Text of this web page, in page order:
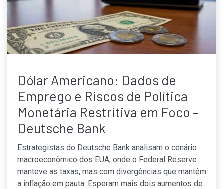
Dólar Americano: Dados de
Emprego e Riscos de Política
Monetária Restritiva em Foco –
Deutsche Bank
Estrategistas do Deutsche Bank analisam o cenário
macroeconômico dos EUA, onde o Federal Reserve
manteve as taxas, mas com divergências que mantêm
a inflação em pauta. Esperam mais dois aumentos de